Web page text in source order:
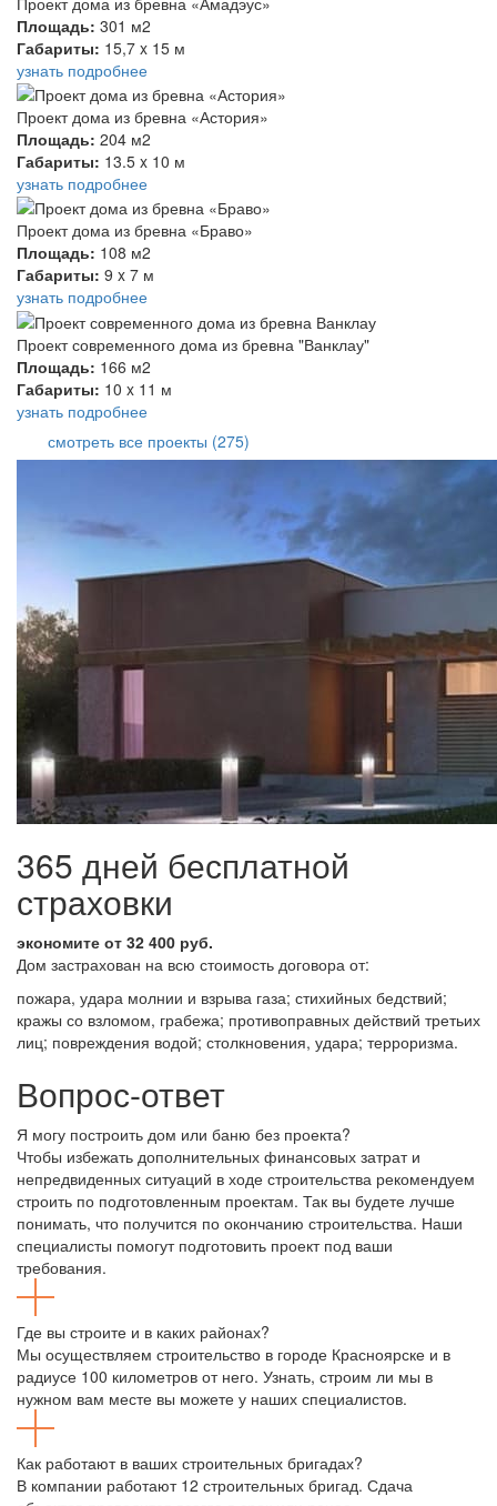
Площадь: 301 м2
Габариты: 15,7 x 15 м
узнать подробнее
Проект дома из бревна «Астория»
Площадь: 204 м2
Габариты: 13.5 x 10 м
узнать подробнее
Проект дома из бревна «Браво»
Площадь: 108 м2
Габариты: 9 x 7 м
узнать подробнее
Проект современного дома из бревна "Ванклау"
Площадь: 166 м2
Габариты: 10 x 11 м
узнать подробнее
смотреть все проекты (275)
365 дней бесплатной
страховки
экономите от 32 400 руб.
Дом застрахован на всю стоимость договора от:
пожара, удара молнии и взрыва газа; стихийных бедствий;
кражы со взломом, грабежа; противоправных действий третьих
лиц; повреждения водой; столкновения, удара; терроризма.
Вопрос-ответ
Я могу построить дом или баню без проекта?
Чтобы избежать дополнительных финансовых затрат и
непредвиденных ситуаций в ходе строительства рекомендуем
строить по подготовленным проектам. Так вы будете лучше
понимать, что получится по окончанию строительства. Наши
специалисты помогут подготовить проект под ваши
требования.
Где вы строите и в каких районах?
Мы осуществляем строительство в городе Красноярске и в
радиусе 100 километров от него. Узнать, строим ли мы в
нужном вам месте вы можете у наших специалистов.
Как работают в ваших строительных бригадах?
В компании работают 12 строительных бригад. Сдача